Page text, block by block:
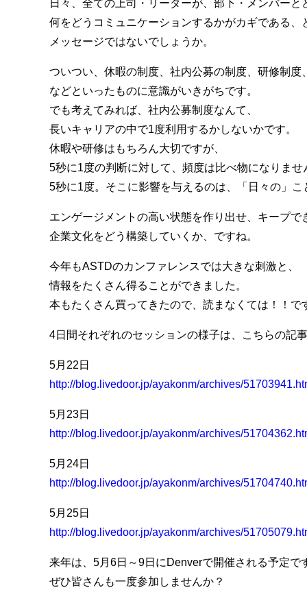
日々、全ての上司・リーダーが、部下・メンバーと
何をどうコミュニケーションするかがカギである、
メッセージではないでしょうか。
ついつい、休暇の制度、社内公募の制度、研修制度
などといったものに意識がいきがちです。
でも考えてみれば、社内公募制度なんて、
長いキャリアの中で1度利用するかしないかです。
休暇や研修はもちろん大切ですが、
5秒に1度の判断に対して、頻度は比べ物になりませ
5秒に1度。そこに影響を与えるのは、「日々の」こ
エンゲージメントの高い状態を作り出せ、キープで
企業文化をどう構築していくか、ですね。
今年もASTDのカンファレンスでは大きな刺激と、
情報をたくさん得ることができました。
本もたくさん買ってきたので、読まなくては！！で
4日間それぞれのセッションの様子は、こちらの記
5月22日
http://blog.livedoor.jp/ayakonm/archives/
5月23日
http://blog.livedoor.jp/ayakonm/archives/
5月24日
http://blog.livedoor.jp/ayakonm/archives/
5月25日
http://blog.livedoor.jp/ayakonm/archives/
来年は、5月6日～9日にDenverで開催される予定で
ぜひ皆さんも一度参加しませんか？